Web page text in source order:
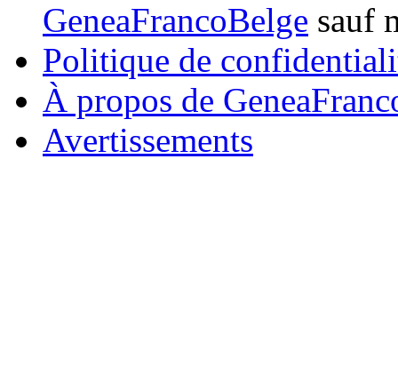
GeneaFrancoBelge sauf
Politique de
À propos de
Avertissements